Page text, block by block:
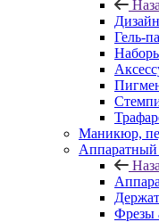
Гель-
Маникюр,
Фрезы